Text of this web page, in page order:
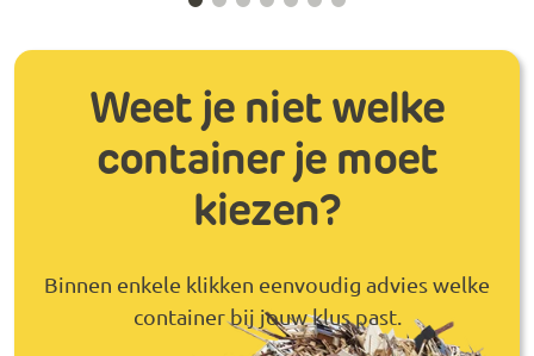
Weet je niet welke
container je moet
kiezen?
Binnen enkele klikken eenvoudig advies welke
container bij jouw klus past.